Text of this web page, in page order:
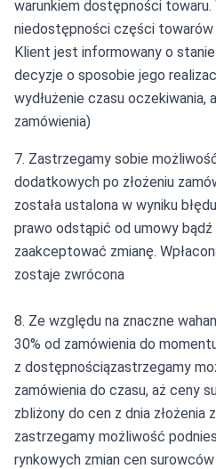
warunkiem dostępności towaru.
niedostępności części
Klient jest informowany o
decyzje o sposobie jego
wydłużenie czasu oczekiwania,
zamówienia)
7. Zastrzegamy sobie
dodatkowych po złożeniu
została ustalona w wyniku
prawo odstąpić od umowy bądź
zaakceptować zmianę.
zostaje zwrócona
8. Ze względu na znaczne
30% od zamówienia do
z dostępnościązastrzegamy
zamówienia do czasu, aż ceny
zbliżony do cen z dnia złożenia
zastrzegamy możliwość
rynkowych zmian cen surowców